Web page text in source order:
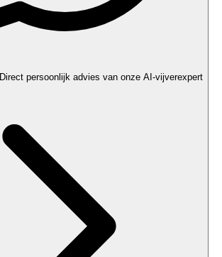
Direct persoonlijk advies van onze AI-vijverexpert